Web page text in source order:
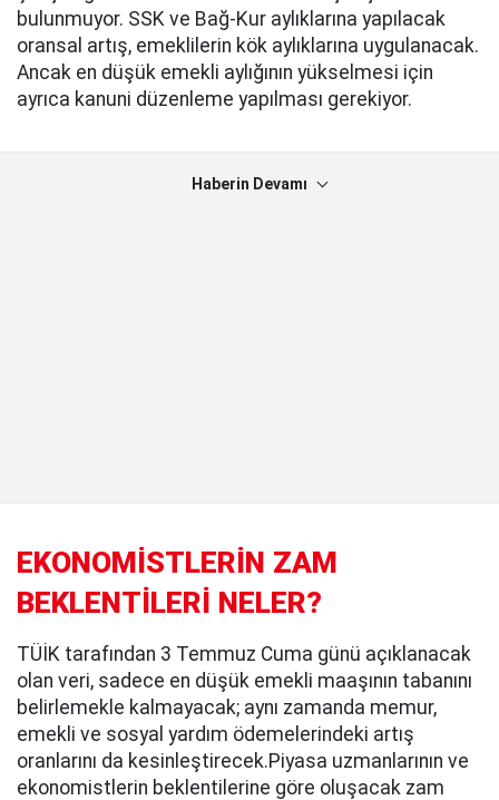
bulunmuyor. SSK ve Bağ-Kur aylıklarına yapılacak
oransal artış, emeklilerin kök aylıklarına uygulanacak.
Ancak en düşük emekli aylığının yükselmesi için
ayrıca kanuni düzenleme yapılması gerekiyor.
Haberin Devamı
EKONOMİSTLERİN ZAM
BEKLENTİLERİ NELER?
TÜİK tarafından 3 Temmuz Cuma günü açıklanacak
olan veri, sadece en düşük emekli maaşının tabanını
belirlemekle kalmayacak; aynı zamanda memur,
emekli ve sosyal yardım ödemelerindeki artış
oranlarını da kesinleştirecek.Piyasa uzmanlarının ve
ekonomistlerin beklentilerine göre oluşacak zam